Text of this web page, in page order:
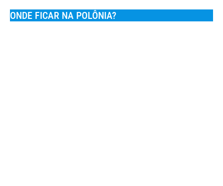
ONDE FICAR NA POLÔNIA?